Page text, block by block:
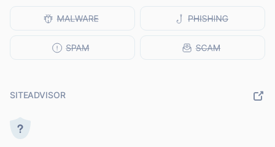
SITEADVISOR